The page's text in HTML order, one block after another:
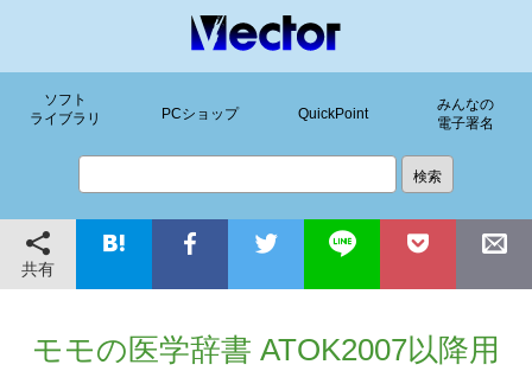
ソフト
ライブラリ
PCショップ QuickPoint
みんなの
電子署名
共有
モモの医学辞書 ATOK2007以降用